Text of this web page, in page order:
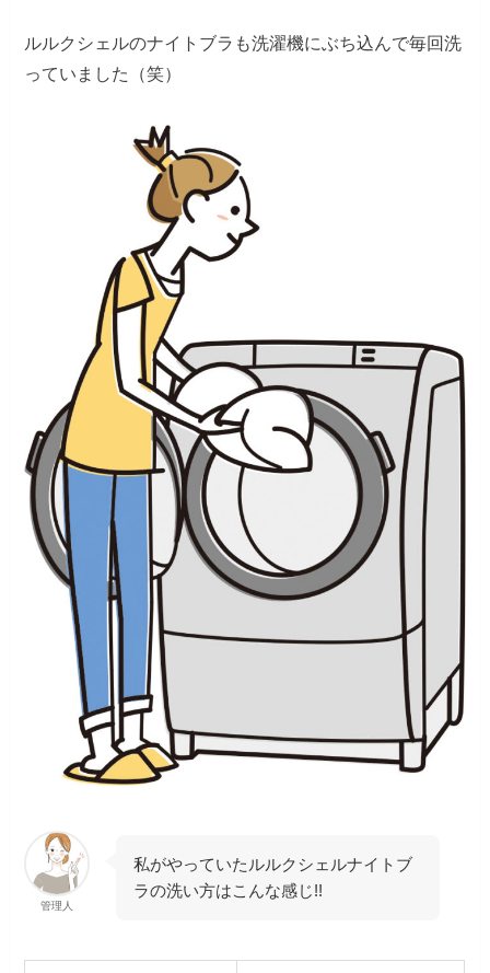
ルルクシェルのナイトブラも洗濯機にぶち込んで毎回洗
っていました（笑）
管理人
私がやっていたルルクシェルナイトブ
ラの洗い方はこんな感じ!!